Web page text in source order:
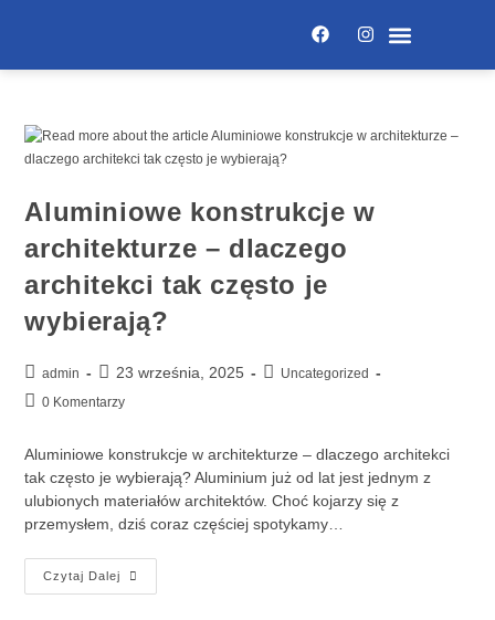
Aluminiowe konstrukcje w
architekturze – dlaczego
architekci tak często je
wybierają?
admin 23 września, 2025
Uncategorized
0 Komentarzy
Aluminiowe konstrukcje w architekturze – dlaczego architekci
tak często je wybierają? Aluminium już od lat jest jednym z
ulubionych materiałów architektów. Choć kojarzy się z
przemysłem, dziś coraz częściej spotykamy…
Czytaj Dalej